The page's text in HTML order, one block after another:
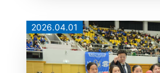
2026.04.01